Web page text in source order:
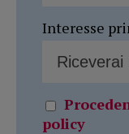
Interesse
policy